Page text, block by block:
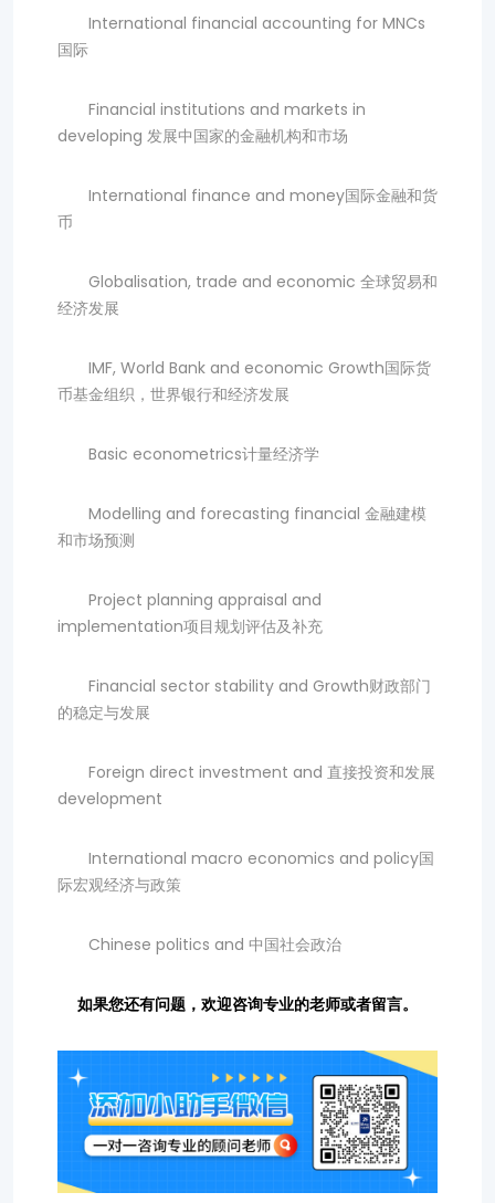
International financial accounting for MNCs
国际
Financial institutions and markets in
developing 发展中国家的金融机构和市场
International finance and money国际金融和货
币
Globalisation, trade and economic 全球贸易和
经济发展
IMF, World Bank and economic Growth国际货
币基金组织，世界银行和经济发展
Basic econometrics计量经济学
Modelling and forecasting financial 金融建模
和市场预测
Project planning appraisal and
implementation项目规划评估及补充
Financial sector stability and Growth财政部门
的稳定与发展
Foreign direct investment and 直接投资和发展
development
International macro economics and policy国
际宏观经济与政策
Chinese politics and 中国社会政治
如果您还有问题，欢迎咨询专业的老师或者留言。